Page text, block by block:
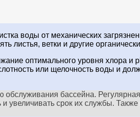
воды от механических
листья, ветки и другие
оптимального уровня хлора и
или щелочность воды и
бассейна.
увеличивать срок их службы.